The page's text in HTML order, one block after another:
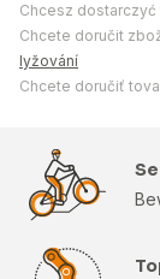
Chcesz dostarczyć
Chcete doručit
lyžování
Chcete doručiť